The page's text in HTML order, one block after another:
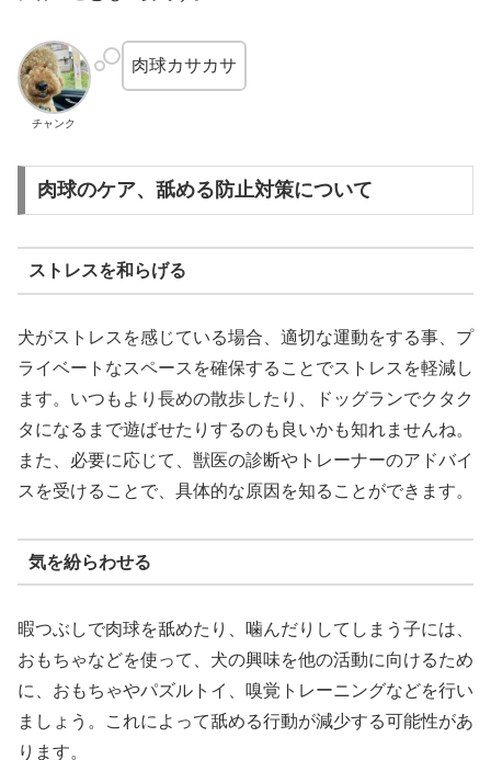
チャンク
肉球カサカサ
肉球のケア、舐める防止対策について
ストレスを和らげる
犬がストレスを感じている場合、適切な運動をする事、プ
ライベートなスペースを確保することでストレスを軽減し
ます。いつもより長めの散歩したり、ドッグランでクタク
タになるまで遊ばせたりするのも良いかも知れませんね。
また、必要に応じて、獣医の診断やトレーナーのアドバイ
スを受けることで、具体的な原因を知ることができます。
気を紛らわせる
暇つぶしで肉球を舐めたり、噛んだりしてしまう子には、
おもちゃなどを使って、犬の興味を他の活動に向けるため
に、おもちゃやパズルトイ、嗅覚トレーニングなどを行い
ましょう。これによって舐める行動が減少する可能性があ
ります。